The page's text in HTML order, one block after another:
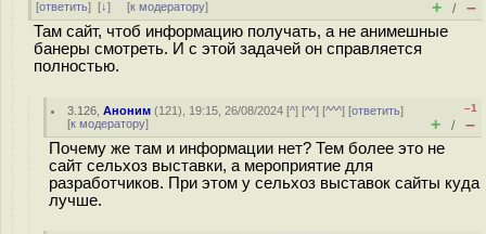
[ответить] [↓] [к модератору] + / –
Там сайт, чтоб информацию получать, а не анимешные
банеры смотреть. И с этой задачей он справляется
полностью.
3.126 ,Аноним (121), 19:15, 26/08/2024 [^] [^^] [^^^] [ответить]
[к модератору]
–1
+ / –
Почему же там и информации нет? Тем более это не
сайт сельхоз выставки, а мероприятие для
разработчиков. При этом у сельхоз выставок сайты куда
лучше.